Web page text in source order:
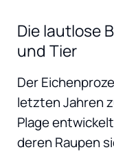
Die lautlose
und Tier
Der
letzten Jahren
Plage
deren Raupen